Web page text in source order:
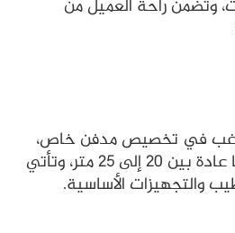
وتضمن راحة العميل من
يرغب في تخصيص مدفن خاص،
حيث تتراوح مساحاتها عادة بين 20 إلى 25 متر، وتأتي
والتجهيزات الأساسية.